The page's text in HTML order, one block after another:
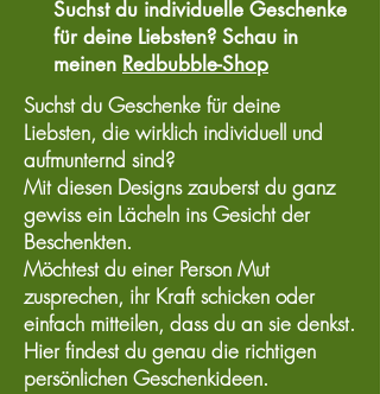
Suchst du individuelle Geschenke
für deine Liebsten? Schau in
meinen Redbubble-Shop
Suchst du Geschenke für deine
Liebsten, die wirklich individuell und
aufmunternd sind?
Mit diesen Designs zauberst du ganz
gewiss ein Lächeln ins Gesicht der
Beschenkten.
Möchtest du einer Person Mut
zusprechen, ihr Kraft schicken oder
einfach mitteilen, dass du an sie denkst.
Hier findest du genau die richtigen
persönlichen Geschenkideen.